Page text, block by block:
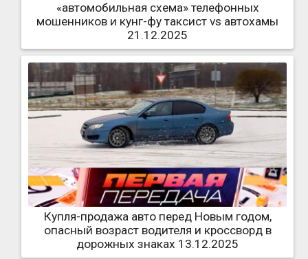
«автомобильная схема» телефонных
мошенников и кунг-фу таксист vs автохамы
21.12.2025
Купля-продажа авто перед Новым годом,
опасный возраст водителя и кроссворд в
дорожных знаках 13.12.2025